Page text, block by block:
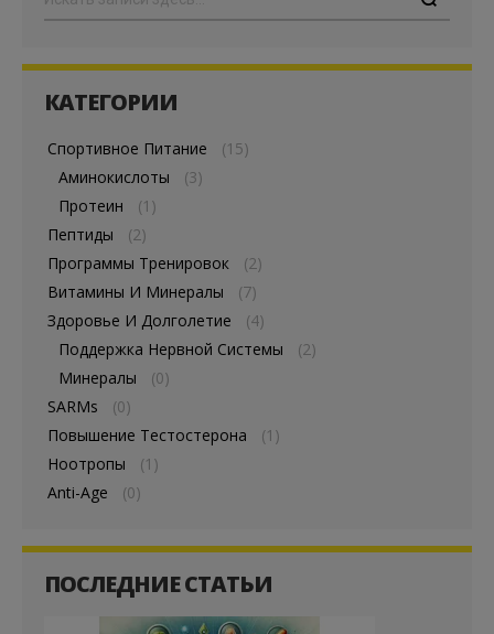
КАТЕГОРИИ
Спортивное Питание
(15)
Аминокислоты
(3)
Протеин
(1)
Пептиды
(2)
Программы Тренировок
(2)
Витамины И Минералы
(7)
Здоровье И Долголетие
(4)
Поддержка Нервной Системы
(2)
Минералы
(0)
SARMs
(0)
Повышение Тестостерона
(1)
Ноотропы
(1)
Anti-Age
(0)
ПОСЛЕДНИЕ СТАТЬИ